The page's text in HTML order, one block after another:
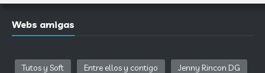
Webs amigas
Tutos y Soft Entre ellos y contigo Jenny Rincon DG